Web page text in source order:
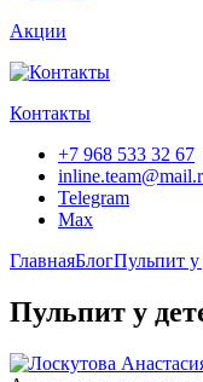
Акции
Контакты
+7 968 533 32 67
Telegram
Max
ГлавнаяБлогПульпит у
Пульпит у